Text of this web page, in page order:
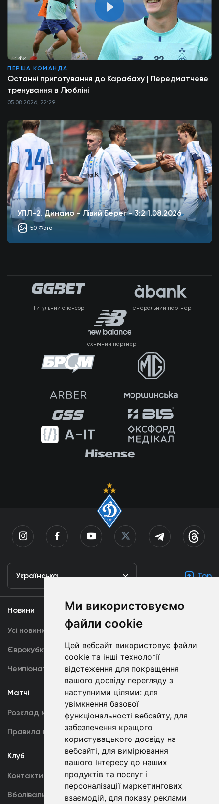
Ми використовуємо
файли cookie
Цей вебсайт використовує файли
cookie та інші технології
відстеження для покращення
вашого досвіду перегляду з
наступними цілями: для
увімкнення базової
функціональності вебсайту, для
забезпечення кращого
користувацького досвіду на
вебсайті, для вимірювання
вашого інтересу до наших
продуктів та послуг і
персоналізації маркетингових
взаємодій, для показу реклами
ПЕРША КОМАНДА
Останні приготування до Карабаху | Передматчеве
тренування в Любліні
05.08.2026, 22:29
УПЛ-2. Динамо - Лівий Берег - 3:2 1.08.2026
50 Фото
Титульний спонсор Генеральний партнер
Технічний партнер
Українська Top
Новини
Усі новини
Єврокубки
Чемпіонат України
Медіа
Динамо TV
Фотогалерея
Акредитація
Матчі
Розклад матчів
Правила поведінки
Команда
Перша команда
U19
Клуб
Контакти
Вболівальникам